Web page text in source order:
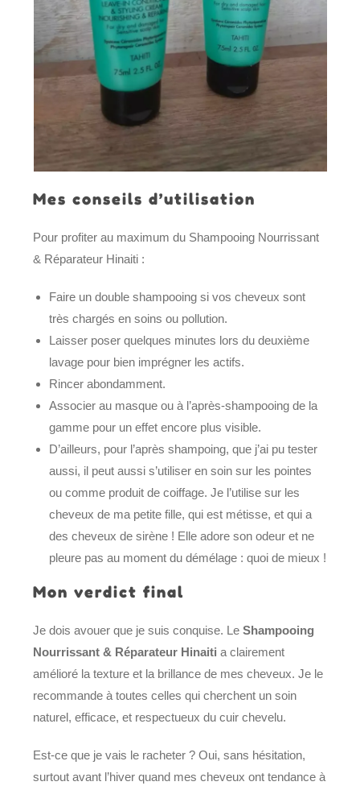
Mes conseils d’utilisation
Pour profiter au maximum du Shampooing Nourrissant
& Réparateur Hinaiti :
Faire un double shampooing si vos cheveux sont
très chargés en soins ou pollution.
Laisser poser quelques minutes lors du deuxième
lavage pour bien imprégner les actifs.
Rincer abondamment.
Associer au masque ou à l’après-shampooing de la
gamme pour un effet encore plus visible.
D’ailleurs, pour l’après shampoing, que j’ai pu tester
aussi, il peut aussi s’utiliser en soin sur les pointes
ou comme produit de coiffage. Je l’utilise sur les
cheveux de ma petite fille, qui est métisse, et qui a
des cheveux de sirène ! Elle adore son odeur et ne
pleure pas au moment du démélage : quoi de mieux !
Mon verdict final
Je dois avouer que je suis conquise. LeShampooing
Nourrissant & Réparateur Hinaiti a clairement
amélioré la texture et la brillance de mes cheveux. Je le
recommande à toutes celles qui cherchent un soin
naturel, efficace, et respectueux du cuir chevelu.
Est-ce que je vais le racheter ? Oui, sans hésitation,
surtout avant l’hiver quand mes cheveux ont tendance à